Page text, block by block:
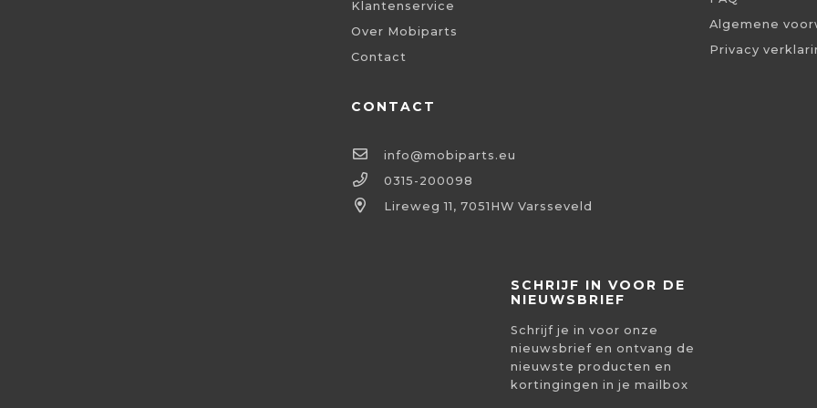
Klantenservice
Over Mobiparts
Contact
CONTACT
info@mobiparts.eu
0315-200098
Lireweg 11, 7051HW Varsseveld
Algemene
Privacy
SCHRIJF IN VOOR DE
NIEUWSBRIEF
Schrijf je in voor onze
nieuwsbrief en ontvang de
nieuwste producten en
kortingingen in je mailbox